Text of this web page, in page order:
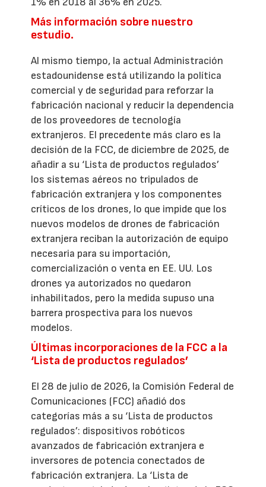
Más información sobre nuestro
estudio.
Al mismo tiempo, la actual Administración
estadounidense está utilizando la política
comercial y de seguridad para reforzar la
fabricación nacional y reducir la dependencia
de los proveedores de tecnología
extranjeros. El precedente más claro es la
decisión de la FCC, de diciembre de 2025, de
añadir a su ‘Lista de productos regulados’
los sistemas aéreos no tripulados de
fabricación extranjera y los componentes
críticos de los drones, lo que impide que los
nuevos modelos de drones de fabricación
extranjera reciban la autorización de equipo
necesaria para su importación,
comercialización o venta en EE. UU. Los
drones ya autorizados no quedaron
inhabilitados, pero la medida supuso una
barrera prospectiva para los nuevos
modelos.
Últimas incorporaciones de la FCC a la
‘Lista de productos regulados’
El 28 de julio de 2026, la Comisión Federal de
Comunicaciones (FCC) añadió dos
categorías más a su ‘Lista de productos
regulados’: dispositivos robóticos
avanzados de fabricación extranjera e
inversores de potencia conectados de
fabricación extranjera. La ‘Lista de